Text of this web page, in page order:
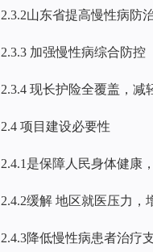
2.3.2山东省提高慢性病防
2.3.3 加强慢性病综合防控
2.3.4 现长护险全覆盖，减
2.4 项目建设必要性
2.4.1是保障人民身体健康
2.4.2缓解 地区就医压力，
2.4.3降低慢性病患者治疗